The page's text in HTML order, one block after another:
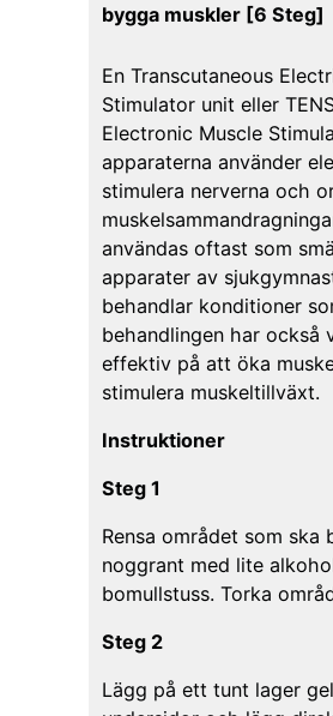
bygga muskler [6 Steg]
En Transcutaneous
Stimulator unit eller
Electronic Muscle
apparaterna använder
stimulera nerverna och
användas oftast som
apparater av
behandlar konditioner
behandlingen har också
effektiv på att öka
stimulera muskeltillväxt.
Instruktioner
Steg 1
Rensa området som ska
noggrant med lite
bomullstuss. Torka
Steg 2
Lägg på ett tunt lager